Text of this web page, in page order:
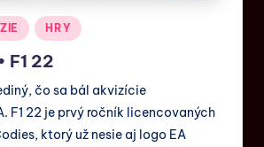
HRY
F1 22
čo sa bál akvizície
F1 22 je prvý ročník licencovaných
ktorý už nesie aj logo EA